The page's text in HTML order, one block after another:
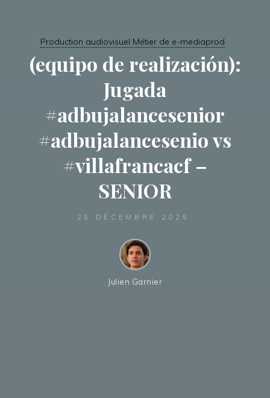
Production audiovisuel Métier de e-mediaprod
(equipo de realización):
Jugada
#adbujalancesenior
#adbujalancesenio vs
#villafrancacf –
SENIOR
25 DÉCEMBRE 2025
Julien Garnier